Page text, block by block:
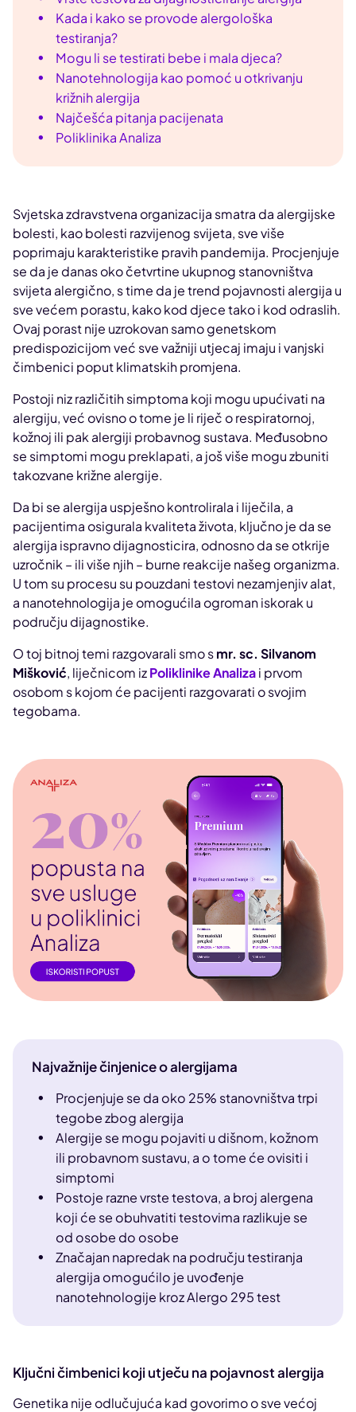
Kada i kako se provode alergološka
testiranja?
Mogu li se testirati bebe i mala djeca?
Nanotehnologija kao pomoć u otkrivanju
križnih alergija
Najčešća pitanja pacijenata
Poliklinika Analiza
Svjetska zdravstvena organizacija smatra da alergijske
bolesti, kao bolesti razvijenog svijeta, sve više
poprimaju karakteristike pravih pandemija. Procjenjuje
se da je danas oko četvrtine ukupnog stanovništva
svijeta alergično, s time da je trend pojavnosti alergija u
sve većem porastu, kako kod djece tako i kod odraslih.
Ovaj porast nije uzrokovan samo genetskom
predispozicijom već sve važniji utjecaj imaju i vanjski
čimbenici poput klimatskih promjena.
Postoji niz različitih simptoma koji mogu upućivati na
alergiju, već ovisno o tome je li riječ o respiratornoj,
kožnoj ili pak alergiji probavnog sustava. Međusobno
se simptomi mogu preklapati, a još više mogu zbuniti
takozvane križne alergije.
Da bi se alergija uspješno kontrolirala i liječila, a
pacijentima osigurala kvaliteta života, ključno je da se
alergija ispravno dijagnosticira, odnosno da se otkrije
uzročnik – ili više njih – burne reakcije našeg organizma.
U tom su procesu su pouzdani testovi nezamjenjiv alat,
a nanotehnologija je omogućila ogroman iskorak u
području dijagnostike.
O toj bitnoj temi razgovarali smo smr. sc. Silvanom
Mišković, liječnicom izPoliklinike Analizai prvom
osobom s kojom će pacijenti razgovarati o svojim
tegobama.
Najvažnije činjenice o alergijama
Procjenjuje se da oko 25% stanovništva trpi
tegobe zbog alergija
Alergije se mogu pojaviti u dišnom, kožnom
ili probavnom sustavu, a o tome će ovisiti i
simptomi
Postoje razne vrste testova, a broj alergena
koji će se obuhvatiti testovima razlikuje se
od osobe do osobe
Značajan napredak na području testiranja
alergija omogućilo je uvođenje
nanotehnologije kroz Alergo 295 test
Ključni čimbenici koji utječu na pojavnost alergija
Genetika nije odlučujuća kad govorimo o sve većoj